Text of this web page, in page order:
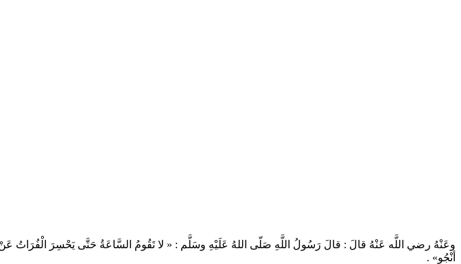
وعَنْهُ رضي اللَّه عَنْهُ قالَ : قالَ رَسُولُ اللَّهِ صَلّى اللهُ عَلَيْهِ وسَلَّم : « لا تَقُومُ السَّاعَةُ حَتَّى يَحْسِرَ
أنْجُو» .